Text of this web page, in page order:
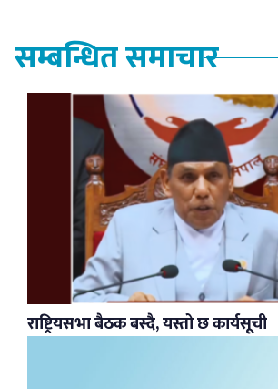
सम्बन्धित समाचार
राष्ट्रियसभा बैठक बस्दै, यस्तो छ कार्यसूची